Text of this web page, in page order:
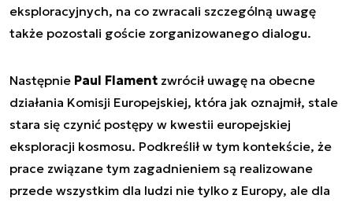
eksploracyjnych, na co zwracali szczególną uwagę
także pozostali goście zorganizowanego dialogu.
Następnie Paul Flament zwrócił uwagę na obecne
działania Komisji Europejskiej, która jak oznajmił, stale
stara się czynić postępy w kwestii europejskiej
eksploracji kosmosu. Podkreślił w tym kontekście, że
prace związane tym zagadnieniem są realizowane
przede wszystkim dla ludzi nie tylko z Europy, ale dla